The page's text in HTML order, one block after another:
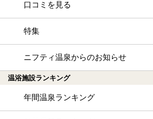
口コミを見る
特集
ニフティ温泉からのお知らせ
温浴施設ランキング
年間温泉ランキング